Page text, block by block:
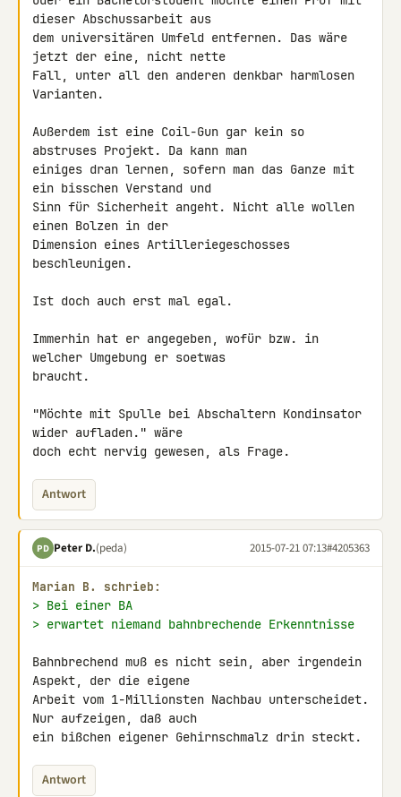
dieser Abschussarbeit aus
dem universitären Umfeld entfernen. Das wäre
jetzt der eine, nicht nette
Fall, unter all den anderen denkbar harmlosen
Varianten.
Außerdem ist eine Coil-Gun gar kein so
abstruses Projekt. Da kann man
einiges dran lernen, sofern man das Ganze mit
ein bisschen Verstand und
Sinn für Sicherheit angeht. Nicht alle wollen
einen Bolzen in der
Dimension eines Artilleriegeschosses
beschleunigen.
Ist doch auch erst mal egal.
Immerhin hat er angegeben, wofür bzw. in
welcher Umgebung er soetwas
braucht.
"Möchte mit Spulle bei Abschaltern Kondinsator
wider aufladen." wäre
doch echt nervig gewesen, als Frage.
Antwort
PD Peter D.(peda) 2015-07-21 07:13#4205363
Marian B. schrieb:
> Bei einer BA
> erwartet niemand bahnbrechende Erkenntnisse
Bahnbrechend muß es nicht sein, aber irgendein
Aspekt, der die eigene
Arbeit vom 1-Millionsten Nachbau unterscheidet.
Nur aufzeigen, daß auch
ein bißchen eigener Gehirnschmalz drin steckt.
Antwort